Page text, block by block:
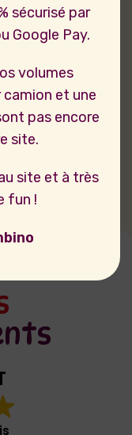
sécurisé par
Google Pay.
volumes
et une
pas encore
site.
site et à très
fun !